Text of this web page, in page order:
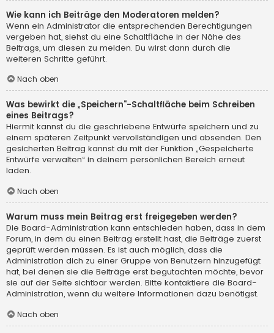
Wie kann ich Beiträge den Moderatoren melden?
Wenn ein Administrator die entsprechenden Berechtigungen
vergeben hat, siehst du eine Schaltfläche in der Nähe des
Beitrags, um diesen zu melden. Du wirst dann durch die
weiteren Schritte geführt.
Nach oben
Was bewirkt die „Speichern“-Schaltfläche beim Schreiben
eines Beitrags?
Hiermit kannst du die geschriebene Entwürfe speichern und zu
einem späteren Zeitpunkt vervollständigen und absenden. Den
gesicherten Beitrag kannst du mit der Funktion „Gespeicherte
Entwürfe verwalten“ in deinem persönlichen Bereich erneut
laden.
Nach oben
Warum muss mein Beitrag erst freigegeben werden?
Die Board-Administration kann entschieden haben, dass in dem
Forum, in dem du einen Beitrag erstellt hast, die Beiträge zuerst
geprüft werden müssen. Es ist auch möglich, dass die
Administration dich zu einer Gruppe von Benutzern hinzugefügt
hat, bei denen sie die Beiträge erst begutachten möchte, bevor
sie auf der Seite sichtbar werden. Bitte kontaktiere die Board-
Administration, wenn du weitere Informationen dazu benötigst.
Nach oben